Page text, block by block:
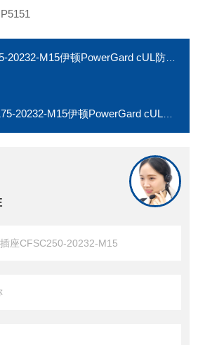
M15伊顿PowerGard cUL防爆插座CFS250-20232-M15
M15伊顿PowerGard cUL防爆插座CFSC150-20232-M15